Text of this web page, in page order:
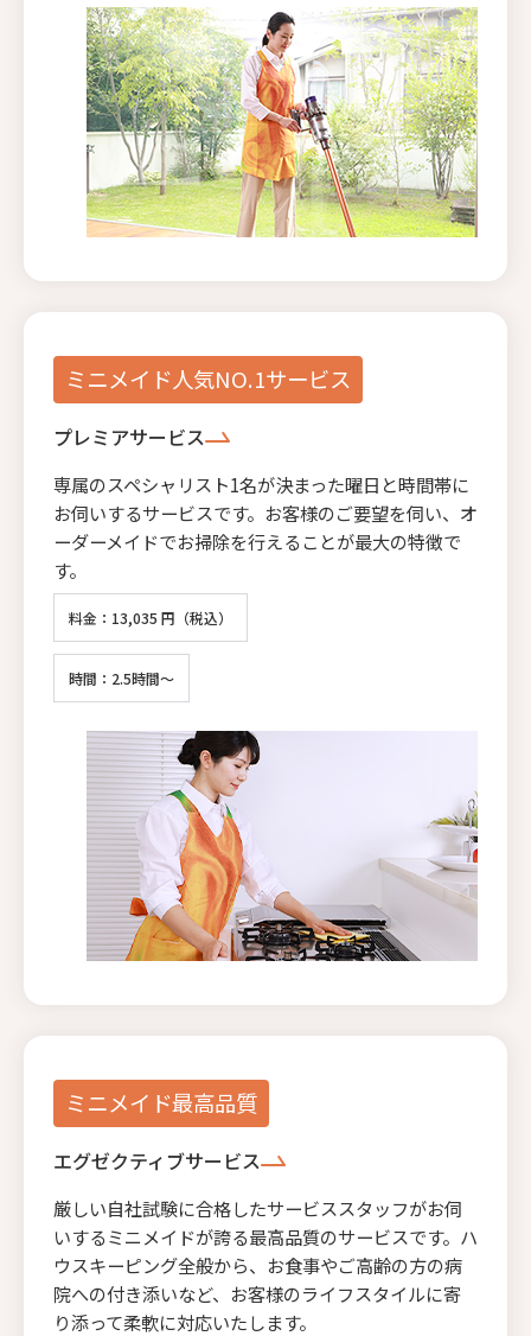
ミニメイド人気NO.1サービス
プレミアサービス
専属のスペシャリスト1名が決まった曜日と時間帯に
お伺いするサービスです。お客様のご要望を伺い、オ
ーダーメイドでお掃除を行えることが最大の特徴で
す。
料金：13,035 円（税込）
時間：2.5時間～
ミニメイド最高品質
エグゼクティブサービス
厳しい自社試験に合格したサービススタッフがお伺
いするミニメイドが誇る最高品質のサービスです。ハ
ウスキーピング全般から、お食事やご高齢の方の病
院への付き添いなど、お客様のライフスタイルに寄
り添って柔軟に対応いたします。